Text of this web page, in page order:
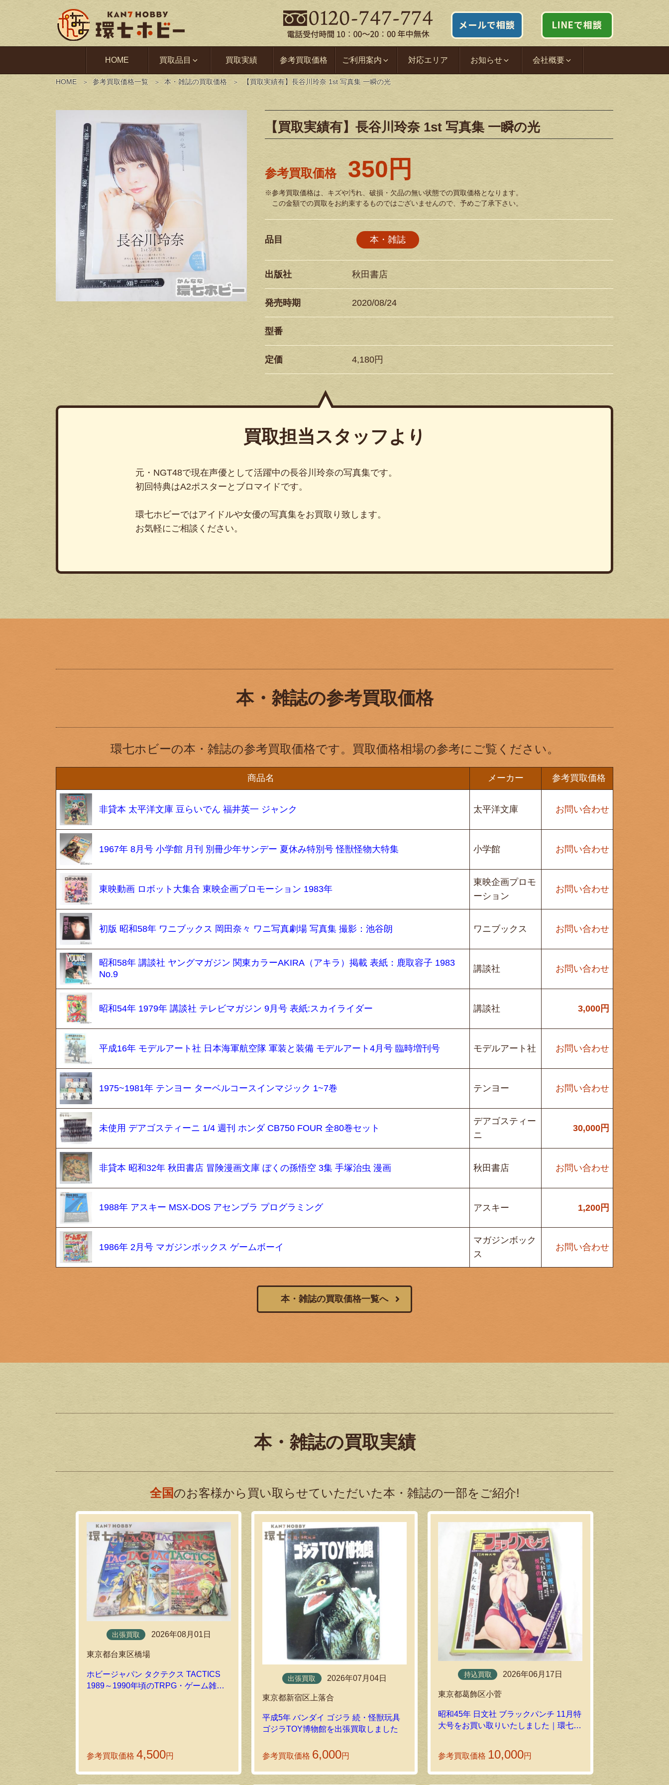
HOME 買取品目 買取実績 参考買取価格 ご利用案内 対応エリア お知らせ 会社概要
HOME 参考買取価格一覧 本・雑誌の買取価格 【買取実績有】長谷川玲奈 1st 写真集 一瞬の光
【買取実績有】長谷川玲奈 1st 写真集 一瞬の光
参考買取価格 350円
※参考買取価格は、キズや汚れ、破損・欠品の無い状態での買取価格となります。
この金額での買取をお約束するものではございませんので、予めご了承下さい。
品目 本・雑誌
出版社 秋田書店
発売時期 2020/08/24
型番
定価 4,180円
買取担当スタッフより
元・NGT48で現在声優として活躍中の長谷川玲奈の写真集です。
初回特典はA2ポスターとブロマイドです。
環七ホビーではアイドルや女優の写真集をお買取り致します。
お気軽にご相談ください。
本・雑誌の参考買取価格
環七ホビーの本・雑誌の参考買取価格です。買取価格相場の参考にご覧ください。
商品名 メーカー 参考買取価格
非貸本 太平洋文庫 豆らいでん 福井英一 ジャンク 太平洋文庫 お問い合わせ
1967年 8月号 小学館 月刊 別冊少年サンデー 夏休み特別号 怪獣怪物大特集 小学館 お問い合わせ
東映動画 ロボット大集合 東映企画プロモーション 1983年
東映企画プロモ
ーション
お問い合わせ
初版 昭和58年 ワニブックス 岡田奈々 ワニ写真劇場 写真集 撮影：池谷朗 ワニブックス お問い合わせ
昭和58年 講談社 ヤングマガジン 関東カラーAKIRA（アキラ）掲載 表紙：鹿取容子 1983
No.9
講談社 お問い合わせ
昭和54年 1979年 講談社 テレビマガジン 9月号 表紙:スカイライダー 講談社 3,000円
平成16年 モデルアート社 日本海軍航空隊 軍装と装備 モデルアート4月号 臨時増刊号 モデルアート社 お問い合わせ
1975~1981年 テンヨー ターベルコースインマジック 1~7巻 テンヨー お問い合わせ
未使用 デアゴスティーニ 1/4 週刊 ホンダ CB750 FOUR 全80巻セット
デアゴスティー
ニ
30,000円
非貸本 昭和32年 秋田書店 冒険漫画文庫 ぼくの孫悟空 3集 手塚治虫 漫画 秋田書店 お問い合わせ
1988年 アスキー MSX-DOS アセンブラ プログラミング アスキー 1,200円
1986年 2月号 マガジンボックス ゲームボーイ
マガジンボック
ス
お問い合わせ
本・雑誌の買取価格一覧へ
本・雑誌の買取実績
全国のお客様から買い取らせていただいた本・雑誌の一部をご紹介!
出張買取 2026年08月01日
東京都台東区橋場
ホビージャパン タクテクス TACTICS
1989～1990年頃のTRPG・ゲーム雑誌
参考買取価格 4,500円
出張買取 2026年07月04日
東京都新宿区上落合
平成5年 バンダイ ゴジラ 続・怪獣玩具
ゴジラTOY博物館を出張買取しました
参考買取価格 6,000円
持込買取 2026年06月17日
東京都葛飾区小菅
昭和45年 日文社 ブラックパンチ 11月特
大号をお買い取りいたしました｜環七ホ
参考買取価格 10,000円